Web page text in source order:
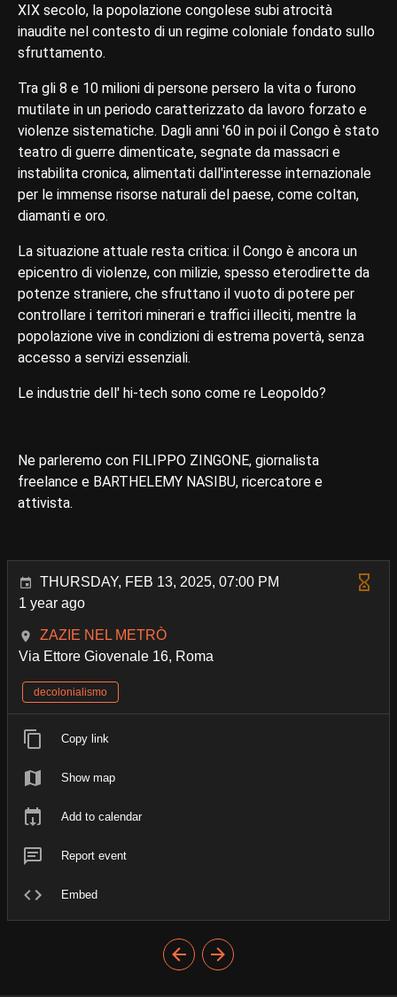
XIX secolo, la popolazione congolese subi atrocità
inaudite nel contesto di un regime coloniale fondato sullo
sfruttamento.
Tra gli 8 e 10 milioni di persone persero la vita o furono
mutilate in un periodo caratterizzato da lavoro forzato e
violenze sistematiche. Dagli anni '60 in poi il Congo è stato
teatro di guerre dimenticate, segnate da massacri e
instabilita cronica, alimentati dall'interesse internazionale
per le immense risorse naturali del paese, come coltan,
diamanti e oro.
La situazione attuale resta critica: il Congo è ancora un
epicentro di violenze, con milizie, spesso eterodirette da
potenze straniere, che sfruttano il vuoto di potere per
controllare i territori minerari e traffici illeciti, mentre la
popolazione vive in condizioni di estrema povertà, senza
accesso a servizi essenziali.
Le industrie dell' hi-tech sono come re Leopoldo?
Ne parleremo con FILIPPO ZINGONE, giornalista
freelance e BARTHELEMY NASIBU, ricercatore e
attivista.
THURSDAY, FEB 13, 2025, 07:00 PM
1 year ago
ZAZIE NEL METRÒ
Via Ettore Giovenale 16, Roma
decolonialismo
Copy link
Show map
Add to calendar
Report event
Embed